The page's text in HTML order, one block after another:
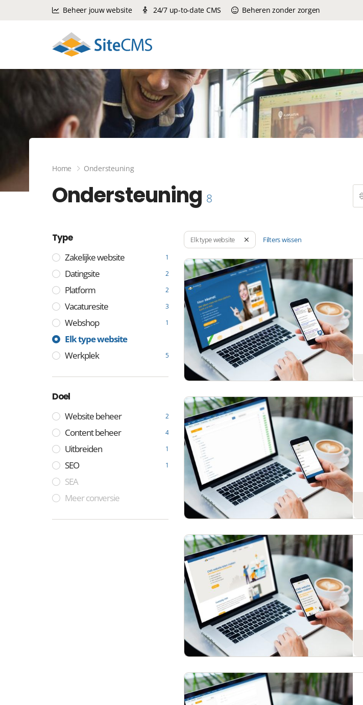
Home Ondersteuning
Ondersteuning 8
Type
Zakelijke website 1
Datingsite 2
Platform 2
Vacaturesite 3
Webshop 1
Elk type website
Werkplek
5
Doel
Website beheer 2
Content beheer 4
Uitbreiden 1
SEO 1
SEA
Meer conversie
Elk type website Filters wissen
Beheer jouw website 24/7 up-to-date CMS Beheren zonder zorgen